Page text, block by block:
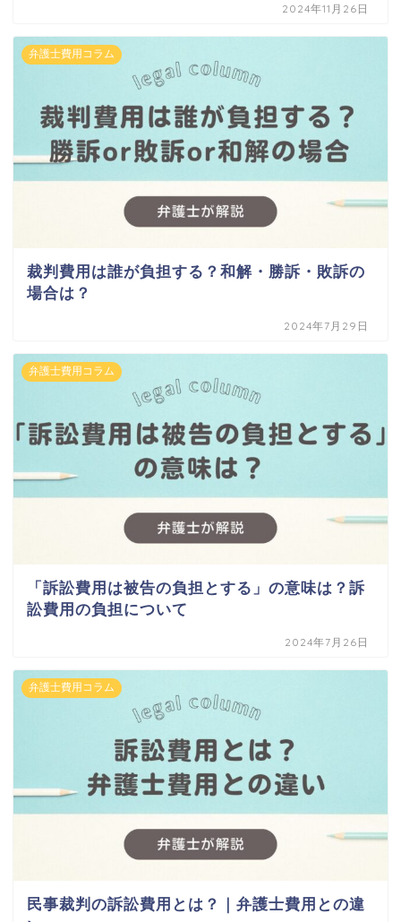
2024年11月26日
弁護士費用コラム
裁判費用は誰が負担する？和解・勝訴・敗訴の
場合は？
2024年7月29日
弁護士費用コラム
「訴訟費用は被告の負担とする」の意味は？訴
訟費用の負担について
2024年7月26日
弁護士費用コラム
民事裁判の訴訟費用とは？｜弁護士費用との違